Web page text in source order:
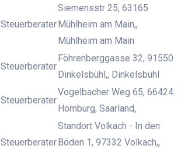
Steuerberater
Siemensstr 25, 63165
Mühlheim am Main,,
Mühlheim am Main
Steuerberater
Föhrenberggasse 32, 91550
Dinkelsbühl,, Dinkelsbühl
Steuerberater
Vogelbacher Weg 65, 66424
Homburg, Saarland,
Steuerberater
Standort Volkach - In den
Böden 1, 97332 Volkach,,